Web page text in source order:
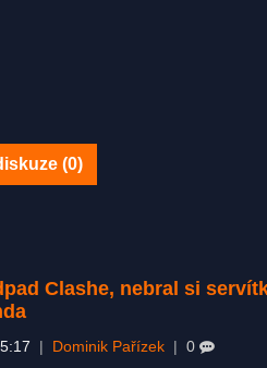
(0)
Clashe, nebral si
Dominik Pařízek 0